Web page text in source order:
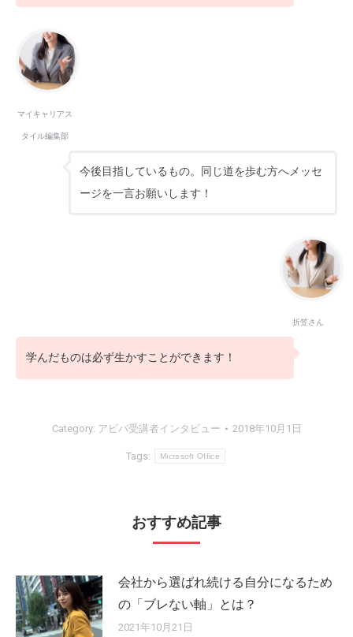
マイキャリアス
タイル編集部
今後目指しているもの。同じ道を歩む方へメッセ
ージを一言お願いします！
折笠さん
学んだものは必ず生かすことができます！
Category: アビバ受講者インタビュー 2018年10月1日
Tags: Microsoft Office
おすすめ記事
会社から選ばれ続ける自分になるため
の「ブレない軸」とは？
2021年10月21日